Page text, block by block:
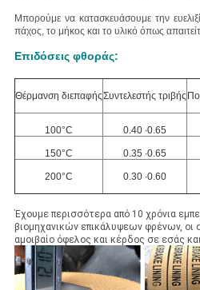
Μπορούμε να κατασκευάσουμε την
πάχος, το μήκος και το υλικό όπως
Επιδόσεις φθοράς:
Θέρμανση διεπαφήςΣυντελεστής τριβής
100°C 0.40 ∙0.65
150°C 0.35 ∙0.65
200°C 0.30 ∙0.60
Έχουμε περισσότερα από 10 χρόνια
βιομηχανικών επικάλυψεων φρένων, οι
αμοιβαίο όφελος και κέρδος σε εσάς